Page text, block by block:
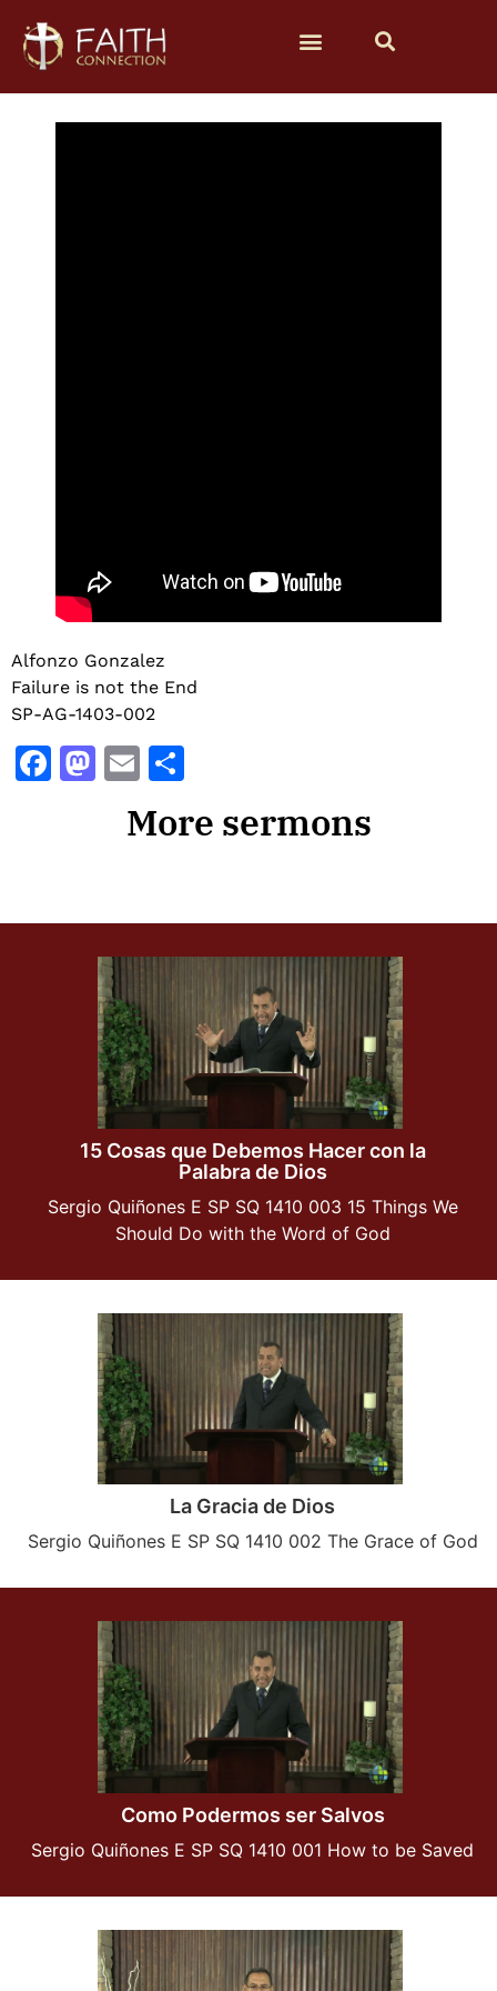
Alfonzo Gonzalez
Failure is not the End
SP-AG-1403-002
Facebook
Mastodon
Email
More sermons
15 Cosas que Debemos Hacer con la
Palabra de Dios
Sergio Quiñones E SP SQ 1410 003 15 Things We
Should Do with the Word of God
La Gracia de Dios
Sergio Quiñones E SP SQ 1410 002 The Grace of God
Como Podermos ser Salvos
Sergio Quiñones E SP SQ 1410 001 How to be Saved